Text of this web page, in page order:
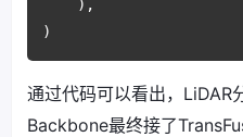
    ),
)
通过代码可以看出，LiDAR
Backbone最终接了